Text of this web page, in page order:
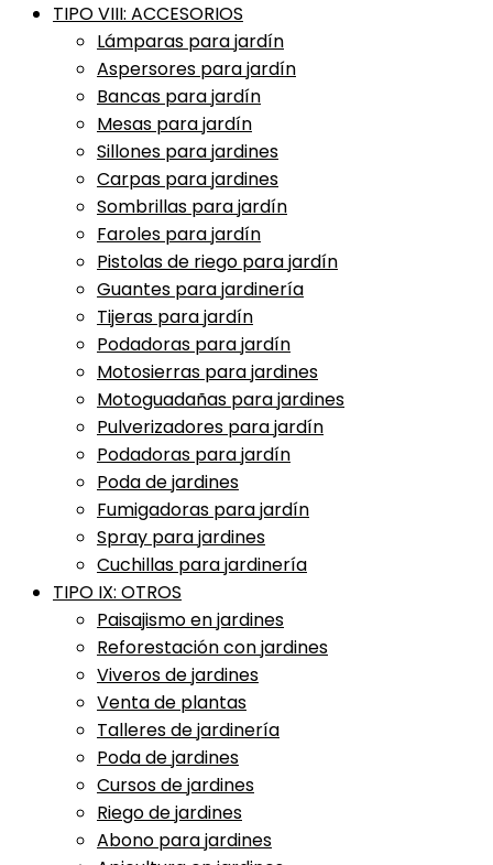
TIPO VIII: ACCESORIOS
Lámparas para jardín
Aspersores para jardín
Bancas para jardín
Mesas para jardín
Sillones para jardines
Carpas para jardines
Sombrillas para jardín
Faroles para jardín
Pistolas de riego para jardín
Guantes para jardinería
Tijeras para jardín
Podadoras para jardín
Motosierras para jardines
Motoguadañas para jardines
Pulverizadores para jardín
Podadoras para jardín
Poda de jardines
Fumigadoras para jardín
Spray para jardines
Cuchillas para jardinería
TIPO IX: OTROS
Paisajismo en jardines
Reforestación con jardines
Viveros de jardines
Venta de plantas
Talleres de jardinería
Poda de jardines
Cursos de jardines
Riego de jardines
Abono para jardines